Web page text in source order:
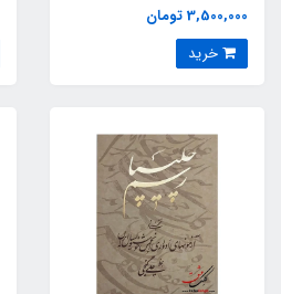
3,500,000 تومان